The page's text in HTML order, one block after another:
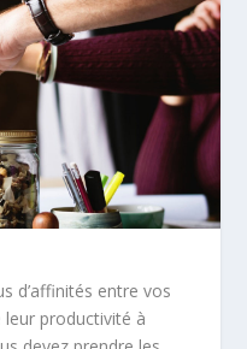
d’affinités entre vos
leur productivité à